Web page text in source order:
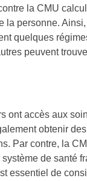
la CMU
la personne.
quelques
peuvent
ont accès aux
obtenir
Par contre, la
de santé
essentiel de